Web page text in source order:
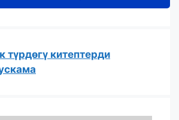
түрдөгү китептерди